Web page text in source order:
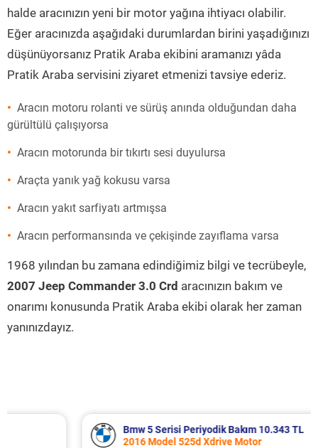
halde aracınızın yeni bir motor yağına ihtiyacı olabilir.
Eğer aracınızda aşağıdaki durumlardan birini yaşadığınızı
düşünüyorsanız Pratik Araba ekibini aramanızı yâda
Pratik Araba servisini ziyaret etmenizi tavsiye ederiz.
Aracın motoru rolanti ve sürüş anında olduğundan daha
gürültülü çalışıyorsa
Aracın motorunda bir tıkırtı sesi duyulursa
Araçta yanık yağ kokusu varsa
Aracın yakıt sarfiyatı artmışsa
Aracın performansında ve çekişinde zayıflama varsa
1968 yılından bu zamana edindiğimiz bilgi ve tecrübeyle,
2007 Jeep Commander 3.0 Crd aracınızın bakım ve
onarımı konusunda Pratik Araba ekibi olarak her zaman
yanınızdayız.
Bmw 5 Serisi Periyodik Bakım 10.343 TL
2016 Model 525d Xdrive Motor